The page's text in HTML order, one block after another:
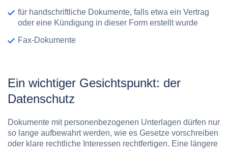
für handschriftliche Dokumente, falls etwa ein Vertrag
oder eine Kündigung in dieser Form erstellt wurde
Fax-Dokumente
Ein wichtiger Gesichtspunkt: der
Datenschutz
Dokumente mit personenbezogenen Unterlagen dürfen nur
so lange aufbewahrt werden, wie es Gesetze vorschreiben
oder klare rechtliche Interessen rechtfertigen. Eine längere